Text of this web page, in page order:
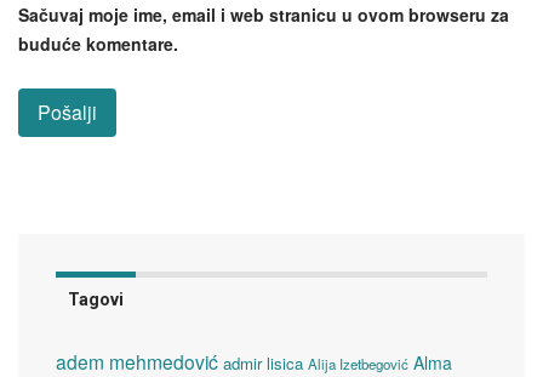
Sačuvaj moje ime, email i web stranicu u ovom browseru za
buduće komentare.
Tagovi
adem mehmedović admir lisica Alija Izetbegović Alma